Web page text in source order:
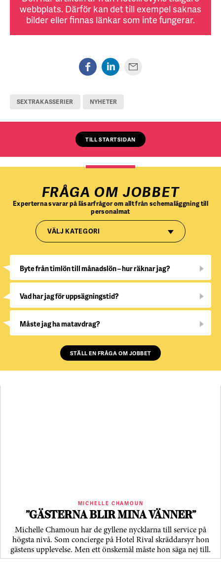
webbplats. Därför kan det till exempel saknas
bilder eller finnas länkar som inte fungerar.
SEXTRAKASSERIER NYHETER
TILL STARTSIDAN
FRÅGA OM JOBBET
Experterna svarar på läsarfrågor om allt från schemaläggning till
personalmat
VÄLJ KATEGORI
Byte från timlön till månadslön – hur räknar jag?
Vad har jag för uppsägningstid?
Måste jag ha matavdrag?
STÄLL EN FRÅGA OM JOBBET
MICHELLE CHAMOUN
”GÄSTERNA BLIR MINA VÄNNER”
Michelle Chamoun har de gyllene nycklarna till service på
högsta nivå. Som concierge på Hotel Rival skräddarsyr hon
gästens upp­levelse. Men ett önskemål måste hon säga nej till.